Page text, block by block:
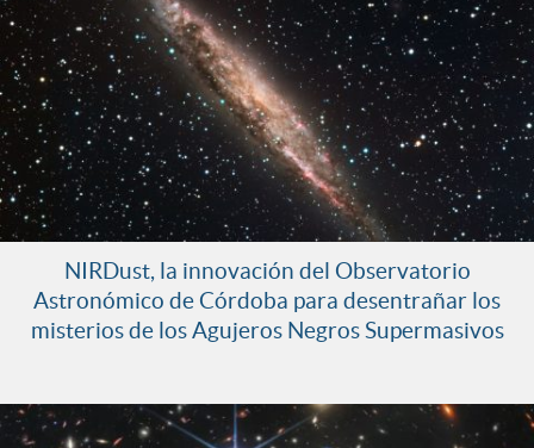
NIRDust, la innovación del Observatorio
Astronómico de Córdoba para desentrañar los
misterios de los Agujeros Negros Supermasivos